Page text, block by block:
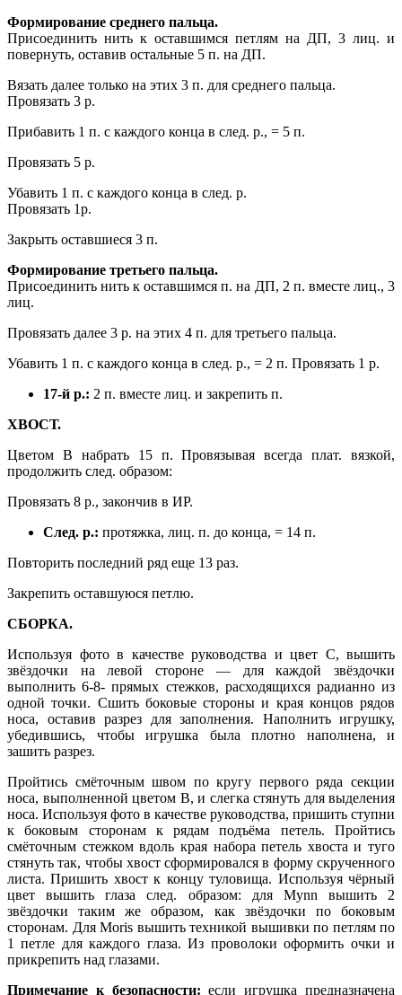
Формирование среднего пальца.
Присоединить нить к оставшимся петлям на ДП, 3 лиц. и
повернуть, оставив остальные 5 п. на ДП.
Вязать далее только на этих 3 п. для среднего пальца.
Провязать 3 р.
Прибавить 1 п. с каждого конца в след. р., = 5 п.
Провязать 5 р.
Убавить 1 п. с каждого конца в след. р.
Провязать 1р.
Закрыть оставшиеся 3 п.
Формирование третьего пальца.
Присоединить нить к оставшимся п. на ДП, 2 п. вместе лиц., 3
лиц.
Провязать далее 3 р. на этих 4 п. для третьего пальца.
Убавить 1 п. с каждого конца в след. р., = 2 п. Провязать 1 р.
17-й р.: 2 п. вместе лиц. и закрепить п.
ХВОСТ.
Цветом В набрать 15 п. Провязывая всегда плат. вязкой,
продолжить след. образом:
Провязать 8 р., закончив в ИР.
След. р.: протяжка, лиц. п. до конца, = 14 п.
Повторить последний ряд еще 13 раз.
Закрепить оставшуюся петлю.
СБОРКА.
Используя фото в качестве руководства и цвет С, вышить
звёздочки на левой стороне — для каждой звёздочки
выполнить 6-8- прямых стежков, расходящихся радианно из
одной точки. Сшить боковые стороны и края концов рядов
носа, оставив разрез для заполнения. Наполнить игрушку,
убедившись, чтобы игрушка была плотно наполнена, и
зашить разрез.
Пройтись смёточным швом по кругу первого ряда секции
носа, выполненной цветом В, и слегка стянуть для выделения
носа. Используя фото в качестве руководства, пришить ступни
к боковым сторонам к рядам подъёма петель. Пройтись
смёточным стежком вдоль края набора петель хвоста и туго
стянуть так, чтобы хвост сформировался в форму скрученного
листа. Пришить хвост к концу туловища. Используя чёрный
цвет вышить глаза след. образом: для Mynn вышить 2
звёздочки таким же образом, как звёздочки по боковым
сторонам. Для Moris вышить техникой вышивки по петлям по
1 петле для каждого глаза. Из проволоки оформить очки и
прикрепить над глазами.
Примечание к безопасности: если игрушка предназначена